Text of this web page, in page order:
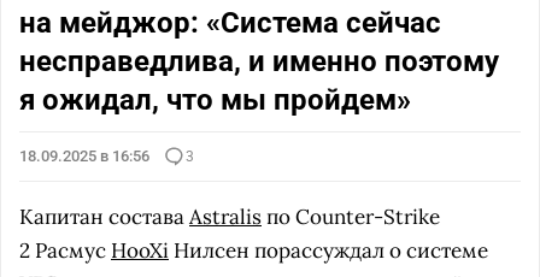
на мейджор: «Система сейчас
несправедлива, и именно поэтому
я ожидал, что мы пройдем»
18.09.2025 в 16:56 3
Капитан составаAstralisпо Counter-Strike
2 Расмус HooXi Нилсен порассуждал о системе